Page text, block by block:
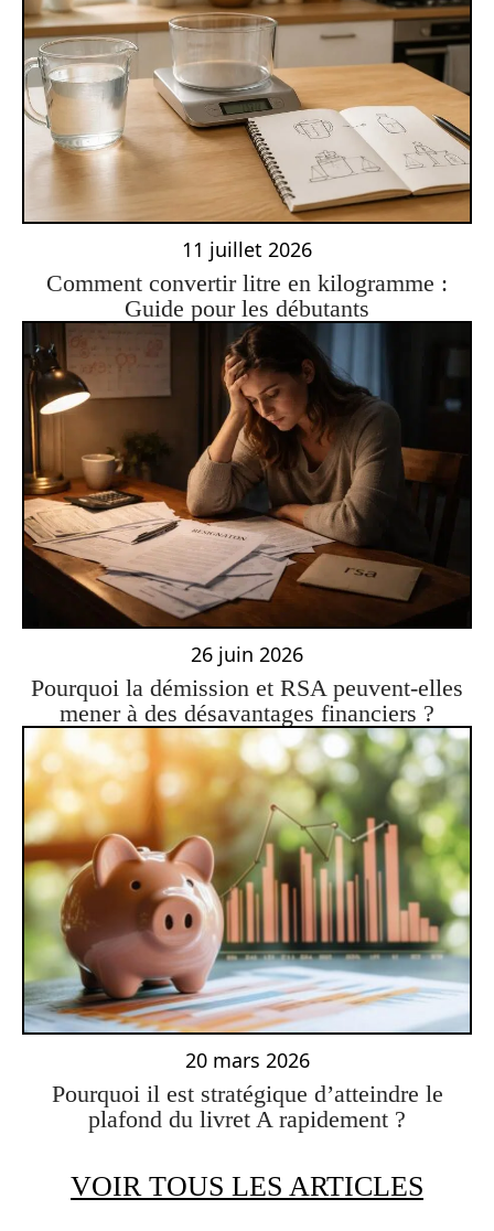
11 juillet 2026
Comment convertir litre en kilogramme :
Guide pour les débutants
26 juin 2026
Pourquoi la démission et RSA peuvent-elles
mener à des désavantages financiers ?
20 mars 2026
Pourquoi il est stratégique d’atteindre le
plafond du livret A rapidement ?
VOIR TOUS LES ARTICLES